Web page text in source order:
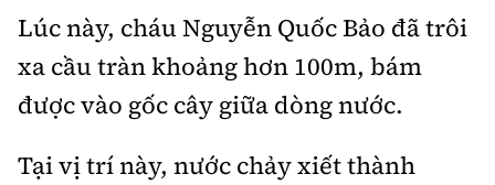
Thi viết về GTVT
Tư vấn
Hồ sơ tài liệu
Thế giới giao thông
Du lịch
Video
Thời sự
Khám phá
Lúc này, cháu Nguyễn Quốc Bảo đã trôi
xa cầu tràn khoảng hơn 100m, bám
được vào gốc cây giữa dòng nước.
Tại vị trí này, nước chảy xiết thành